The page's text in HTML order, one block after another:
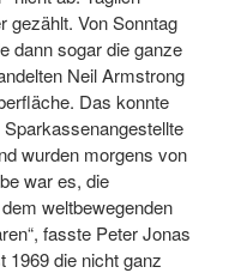
gezählt. Von Sonntag
dann sogar die ganze
Neil Armstrong
Das konnte
wurden morgens von
war es, die
weltbewegenden
fasste Peter Jonas
1969 die nicht ganz